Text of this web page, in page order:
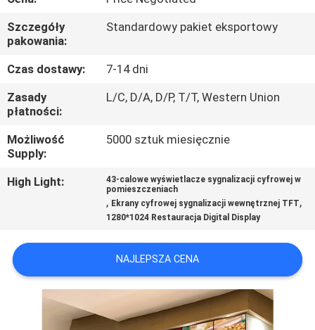
SKONTAKTUJ
SIĘ
Z
NAMI
AKTUALNOŚCI
WSZYSTKIE
POPROSIĆ
O
WYCENĘ
Szczegóły
pakowania:
Standardowy pakiet eksportowy
Czas dostawy:
7-14 dni
Zasady
płatności:
L/C, D/A, D/P, T/T, Western Union
Możliwość
Supply:
5000 sztuk miesięcznie
High Light:
43-calowe wyświetlacze sygnalizacji cyfrowej w
pomieszczeniach
, Ekrany cyfrowej sygnalizacji wewnętrznej TFT,
1280*1024 Restauracja Digital Display
NAJLEPSZA CENA